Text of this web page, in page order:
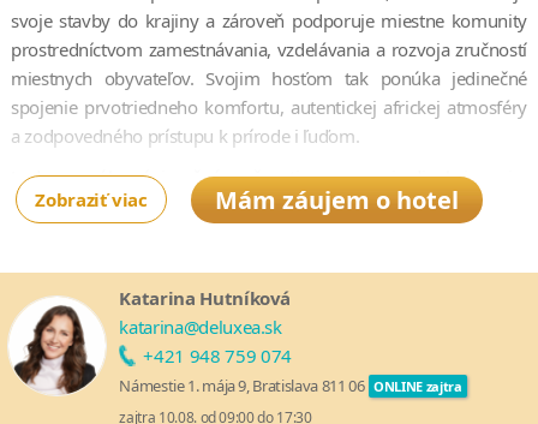
svoje stavby do krajiny a zároveň podporuje miestne komunity
prostredníctvom zamestnávania, vzdelávania a rozvoja zručností
miestnych obyvateľov. Svojim hosťom tak ponúka jedinečné
spojenie prvotriedneho komfortu, autentickej africkej atmosféry
a zodpovedného prístupu k prírode i ľuďom.
Lodge ponúka výnimočné možnosti pozorovania divokej zveri a
zároveň pohodlný prístup do historického mestaVictoria Falls
Falls, ale aj ich objavovanie pešo a z bezprostrednej blízkosti, čo
prináša ešte intenzívnejší zážitok z tohto fascinujúceho
prírodného divu.
Nekompromisný luxus v srdci prírody
Zobraziť viac Mám záujem o hotel
Katarina Hutníková
katarina@deluxea.sk
+421 948 759 074
Námestie 1. mája 9, Bratislava 811 06 ONLINE zajtra
zajtra 10.08. od 09:00 do 17:30